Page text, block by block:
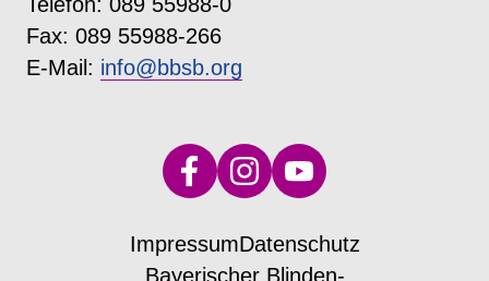
Fax: 089 55988-266
E-Mail: info@bbsb.org
ImpressumDatenschutz
Bayerischer Blinden-